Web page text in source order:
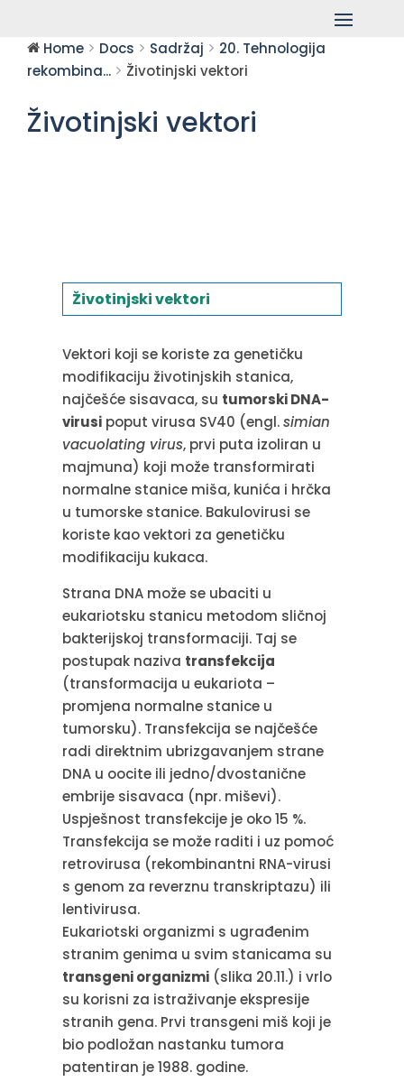
Home Docs Sadržaj
20. Tehnologija
rekombina...
Životinjski vektori
Životinjski vektori
Životinjski vektori
Vektori koji se koriste za genetičku
modifikaciju životinjskih stanica,
najčešće sisavaca, su tumorski DNA-
virusipoput virusa SV40 (engl.simian
vacuolating virus, prvi puta izoliran u
majmuna) koji može transformirati
normalne stanice miša, kunića i hrčka
u tumorske stanice. Bakulovirusi se
koriste kao vektori za genetičku
modifikaciju kukaca.
Strana DNA može se ubaciti u
eukariotsku stanicu metodom sličnoj
bakterijskoj transformaciji. Taj se
postupak naziva transfekcija
(transformacija u eukariota –
promjena normalne stanice u
tumorsku). Transfekcija se najčešće
radi direktnim ubrizgavanjem strane
DNA u oocite ili jedno/dvostanične
embrije sisavaca (npr. miševi).
Uspješnost transfekcije je oko 15 %.
Transfekcija se može raditi i uz pomoć
retrovirusa (rekombinantni RNA-virusi
s genom za reverznu transkriptazu) ili
lentivirusa.
Eukariotski organizmi s ugrađenim
stranim genima u svim stanicama su
transgeni organizmi(slika 20.11.) i vrlo
su korisni za istraživanje ekspresije
stranih gena. Prvi transgeni miš koji je
bio podložan nastanku tumora
patentiran je 1988. godine.